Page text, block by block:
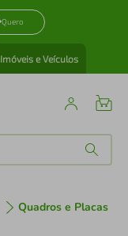
Quero
Imóveis e Veículos
Quadros e Placas